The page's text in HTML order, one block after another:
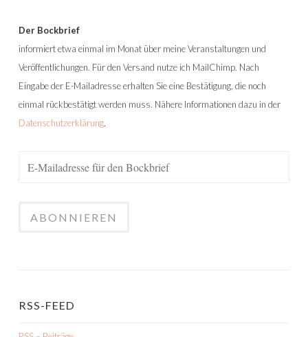
Der Bockbrief
informiert etwa einmal im Monat über meine Veranstaltungen und
Veröffentlichungen. Für den Versand nutze ich MailChimp. Nach
Eingabe der E-Mailadresse erhalten Sie eine Bestätigung, die noch
einmal rückbestätigt werden muss. Nähere Informationen dazu in der
Datenschutzerklärung.
RSS-FEED